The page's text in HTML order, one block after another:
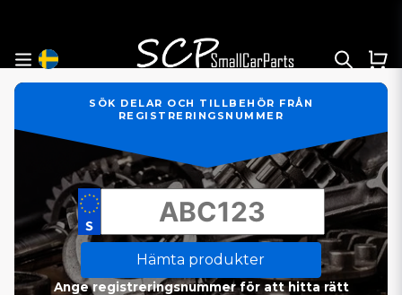
SÖK DELAR OCH TILLBEHÖR FRÅN
REGISTRERINGSNUMMER
Hämta produkter
Ange registreringsnummer för att hitta rätt